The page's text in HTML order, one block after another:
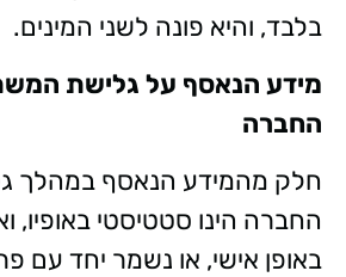
בלבד, והיא פונה לשני המינים.
מידע הנאסף על גלישת
החברה
חלק מהמידע הנאסף במהלך
החברה הינו סטטיסטי באופיו,
באופן אישי, או נשמר יחד עם